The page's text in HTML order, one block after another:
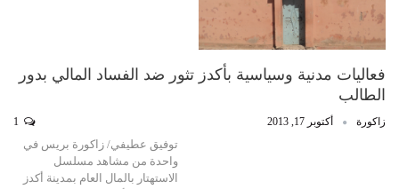
فعاليات مدنية وسياسية بأكدز تثور ضد الفساد المالي بدور
الطالب
زاكورة أكتوبر 17, 2013
توفيق عطيفي/ زاكورة بريس في
واحدة من مشاهد مسلسل
الاستهتار بالمال العام بمدينة أكدز